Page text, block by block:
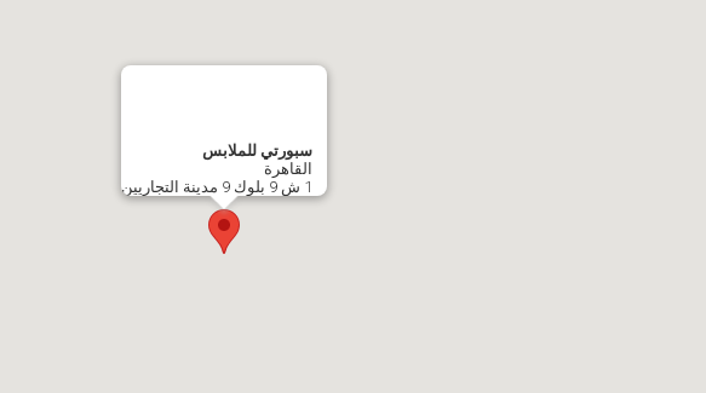
سبورتي للملابس
القاهرة
1 ش 9 بلوك 9 مدينة التجاريين